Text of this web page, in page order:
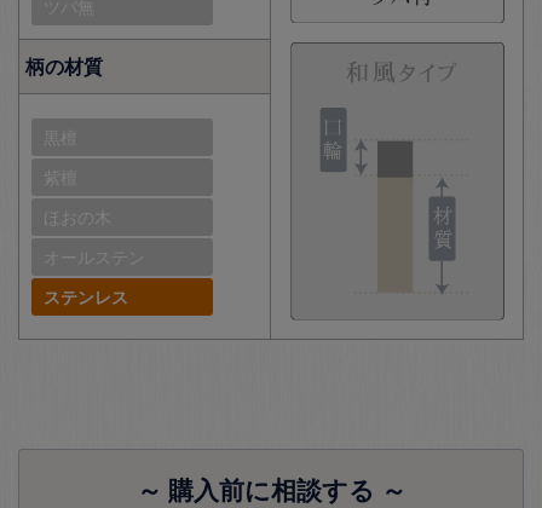
ツバ無
柄の材質
黒檀
紫檀
ほおの木
オールステン
ステンレス
～ 購入前に相談する ～